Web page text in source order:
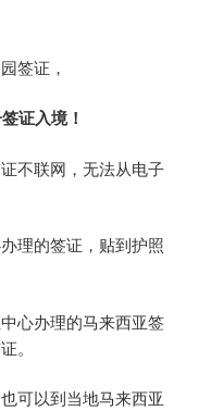
签证，
证入境！
不联网，无法从电子
理的签证，贴到护照
心办理的马来西亚签
。
可以到当地马来西亚